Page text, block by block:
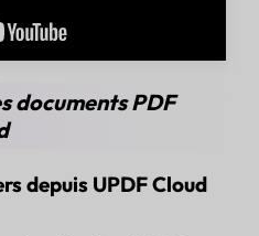
documents PDF
depuis UPDF Cloud